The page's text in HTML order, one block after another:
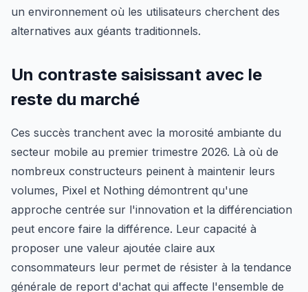
un environnement où les utilisateurs cherchent des
alternatives aux géants traditionnels.
Un contraste saisissant avec le
reste du marché
Ces succès tranchent avec la morosité ambiante du
secteur mobile au premier trimestre 2026. Là où de
nombreux constructeurs peinent à maintenir leurs
volumes, Pixel et Nothing démontrent qu'une
approche centrée sur l'innovation et la différenciation
peut encore faire la différence. Leur capacité à
proposer une valeur ajoutée claire aux
consommateurs leur permet de résister à la tendance
générale de report d'achat qui affecte l'ensemble de